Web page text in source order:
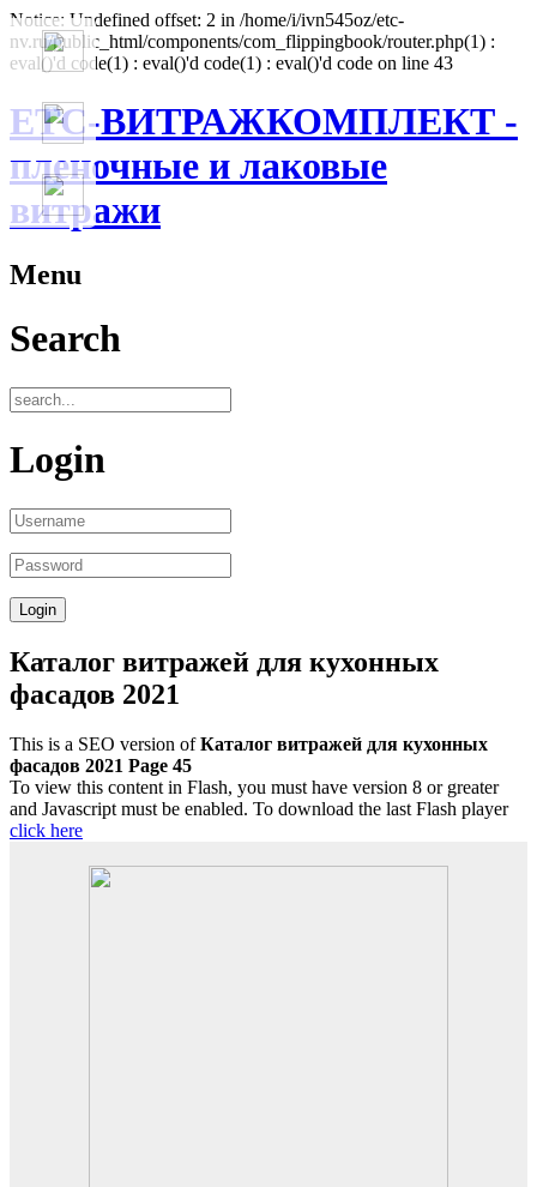
Notice: Undefined offset: 2 in /home/i/ivn545oz/etc-
nv.ru/public_html/components/com_flippingbook/router.php(1) :
eval()'d code(1) : eval()'d code(1) : eval()'d code on line 43
ЕТС-ВИТРАЖКОМПЛЕКТ -
пленочные и лаковые
витражи
Menu
Search
Login
Каталог витражей для кухонных
фасадов 2021
This is a SEO version ofКаталог витражей для кухонных
фасадов 2021 Page 45
To view this content in Flash, you must have version 8 or greater
and Javascript must be enabled. To download the last Flash player
click here